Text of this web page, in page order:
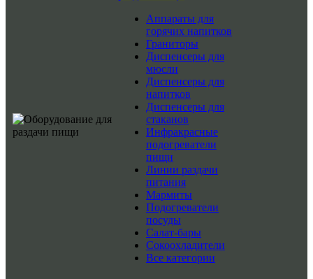
Аппараты для
горячих напитков
Граниторы
Диспенсеры для
мюсли
Диспенсеры для
напитков
Диспенсеры для
стаканов
Инфракрасные
подогреватели
пищи
Линии раздачи
питания
Мармиты
Подогреватели
посуды
Салат-бары
Сокоохладители
Все категории